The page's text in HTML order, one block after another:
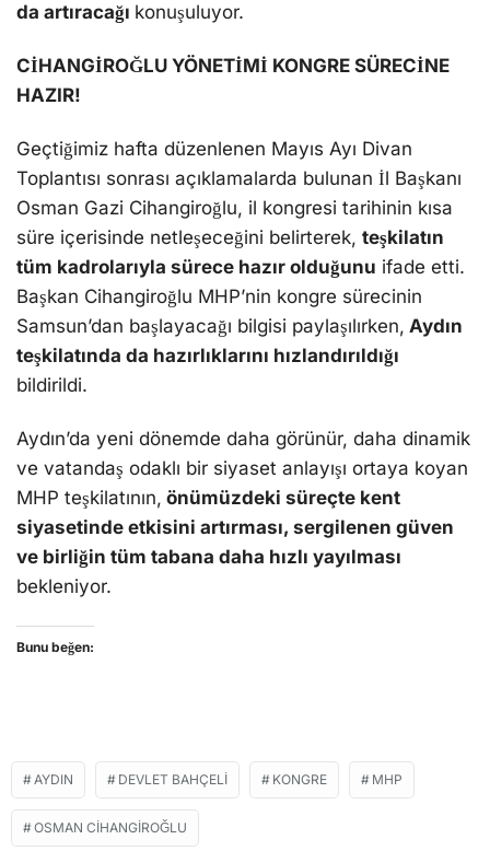
da artıracağı konuşuluyor.
CİHANGİROĞLU YÖNETİMİ KONGRE SÜRECİNE
HAZIR!
Geçtiğimiz hafta düzenlenen Mayıs Ayı Divan
Toplantısı sonrası açıklamalarda bulunan İl Başkanı
Osman Gazi Cihangiroğlu, il kongresi tarihinin kısa
süre içerisinde netleşeceğini belirterek, teşkilatın
tüm kadrolarıyla sürece hazır olduğunu ifade etti.
Başkan Cihangiroğlu MHP’nin kongre sürecinin
Samsun’dan başlayacağı bilgisi paylaşılırken, Aydın
teşkilatında da hazırlıklarını hızlandırıldığı
bildirildi.
Aydın’da yeni dönemde daha görünür, daha dinamik
ve vatandaş odaklı bir siyaset anlayışı ortaya koyan
MHP teşkilatının, önümüzdeki süreçte kent
siyasetinde etkisini artırması, sergilenen güven
ve birliğin tüm tabana daha hızlı yayılması
bekleniyor.
Bunu beğen:
AYDIN DEVLET BAHÇELI KONGRE MHP
OSMAN CIHANGIROĞLU